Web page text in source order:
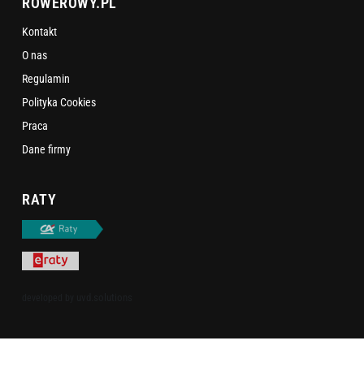
Kontakt
O nas
Regulamin
Polityka Cookies
Praca
Dane firmy
RATY